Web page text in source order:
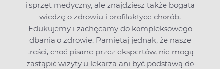
i sprzęt medyczny, ale znajdziesz także bogatą
wiedzę o zdrowiu i profilaktyce chorób.
Edukujemy i zachęcamy do kompleksowego
dbania o zdrowie. Pamiętaj jednak, że nasze
treści, choć pisane przez ekspertów, nie mogą
zastąpić wizyty u lekarza ani być podstawą do